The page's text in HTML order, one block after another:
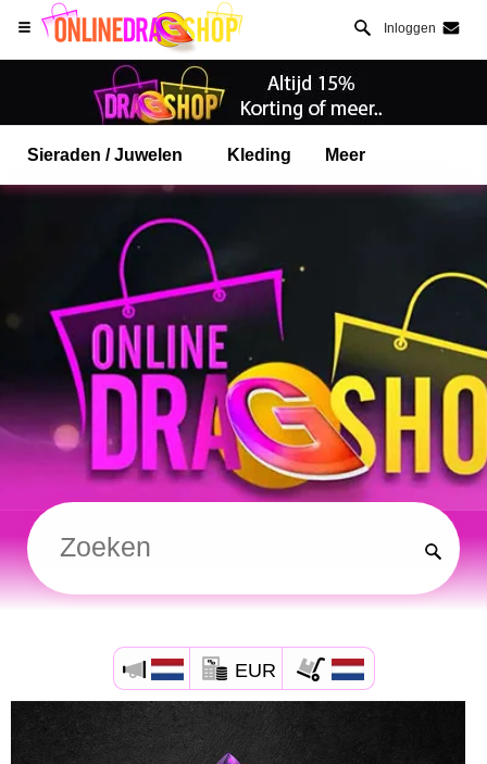
Inloggen
Sieraden / Juwelen Kleding Meer
EUR